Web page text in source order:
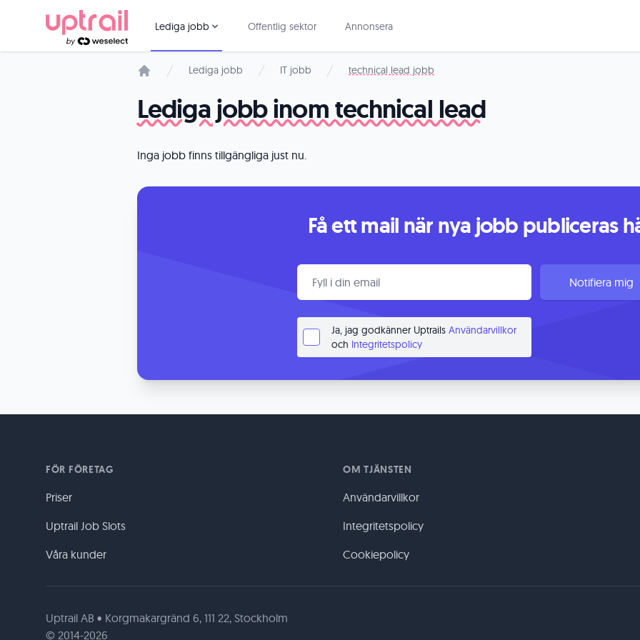
Lediga jobb Offentlig sektor Annonsera
Lediga jobb IT jobb technical lead jobb
Lediga jobb inom technical lead
Inga jobb finns tillgängliga just nu.
Få ett mail när nya jobb publiceras
Få ett mail när nya jobb publiceras här
Ja, jag godkänner Uptrails Användarvillkor
och Integritetspolicy
FÖR FÖRETAG
Priser
Uptrail Job Slots
Våra kunder
OM TJÄNSTEN
Användarvillkor
Integritetspolicy
Cookiepolicy
Uptrail AB • Korgmakargränd 6, 111 22, Stockholm
© 2014-2026